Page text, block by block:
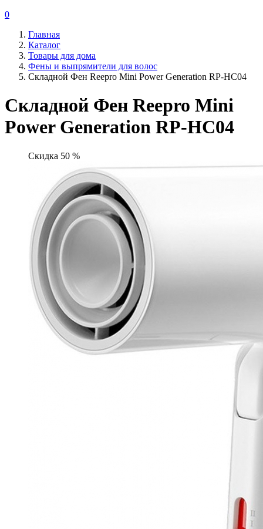
0
Главная
Каталог
Товары для дома
Фены и выпрямители для волос
Складной Фен Reepro Mini Power Generation RP-HC04
Складной Фен Reepro Mini
Power Generation RP-HC04
Скидка 50 %